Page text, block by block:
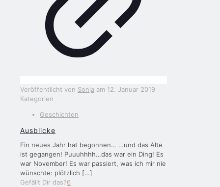
Veröffentlicht von Sonja am 12. Januar 2019
Kategorien
Geschichten
Ausblicke
Ein neues Jahr hat begonnen… …und das Alte
ist gegangen! Puuuhhhh…das war ein Ding! Es
war November! Es war passiert, was ich mir nie
wünschte: plötzlich […]
Gefällt Dir das?6